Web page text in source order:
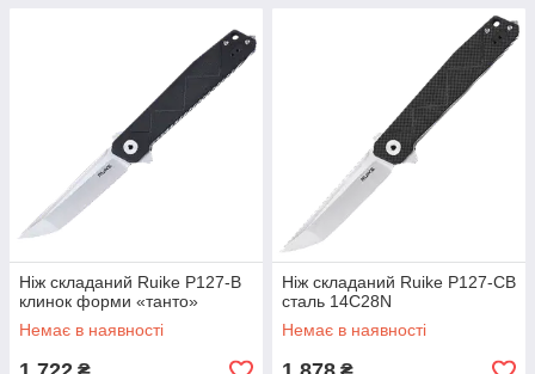
Ніж складаний Ruike P127-B
клинок форми «танто»
Немає в наявності
Ніж складаний Ruike P127-CB
сталь 14C28N
Немає в наявності